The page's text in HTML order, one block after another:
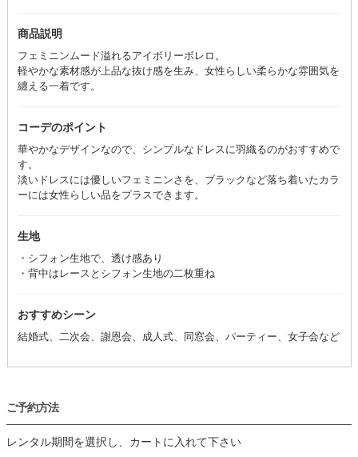
商品説明
フェミニンムード溢れるアイボリーボレロ。
軽やかな素材感が上品な抜け感を生み、女性らしい柔らかな雰囲気を
纏える一着です。
コーデのポイント
華やかなデザインなので、シンプルなドレスに羽織るのがおすすめで
す。
淡いドレスには優しいフェミニンさを、ブラックなど落ち着いたカラ
ーには女性らしい品をプラスできます。
生地
・シフォン生地で、透け感あり
・背中はレースとシフォン生地の二枚重ね
おすすめシーン
結婚式、二次会、謝恩会、成人式、同窓会、パーティー、女子会など
ご予約方法
レンタル期間を選択し、カートに入れて下さい